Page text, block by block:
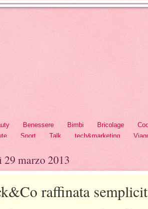
Benessere Bimbi Bricolage
Sport Talk tech&marketing
29 marzo 2013
raffinata